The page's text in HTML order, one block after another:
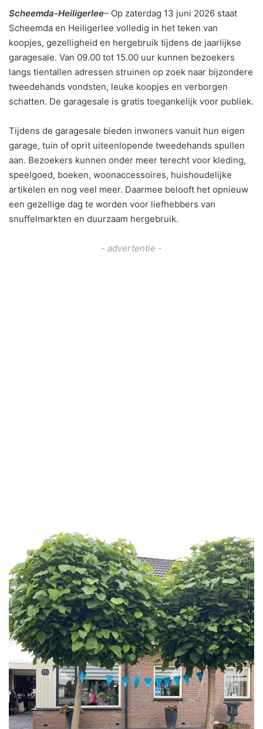
Scheemda-Heiligerlee– Op zaterdag 13 juni 2026 staat
Scheemda en Heiligerlee volledig in het teken van
koopjes, gezelligheid en hergebruik tijdens de jaarlijkse
garagesale. Van 09.00 tot 15.00 uur kunnen bezoekers
langs tientallen adressen struinen op zoek naar bijzondere
tweedehands vondsten, leuke koopjes en verborgen
schatten. De garagesale is gratis toegankelijk voor publiek.
Tijdens de garagesale bieden inwoners vanuit hun eigen
garage, tuin of oprit uiteenlopende tweedehands spullen
aan. Bezoekers kunnen onder meer terecht voor kleding,
speelgoed, boeken, woonaccessoires, huishoudelijke
artikelen en nog veel meer. Daarmee belooft het opnieuw
een gezellige dag te worden voor liefhebbers van
snuffelmarkten en duurzaam hergebruik.
- advertentie -